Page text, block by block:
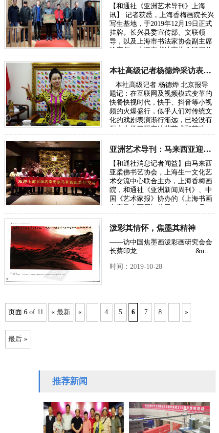
时间：
【和通社《亚洲艺术导刊》上海
讯】 记者获悉，上海香梅画院长兴
写生基地，于2019年12月19日正式
挂牌。长兴县委宣传部、文联领
导，以及上海市书法家协会副主席
徐庆华、上海市书法家协会顾问兼
昌硕艺…
时间：2019-12-26
本社高级记者杨德烨采访表演艺术大家张香兰
本社高级记者 杨德烨 北京报导
题记：在互联网及视频模式变革的
快餐快视时代，快手、抖音等小视
频的火爆盛行，似乎人们对传统文
化的戏剧表演渐行渐远，已经没有
耐心去学习研究这些艺术和苦功
时间：2019-11-03 亚洲艺术导刊：马来西亚迎来上海名家艺术展
【和通社消息记者闻益】由马来西
亚柔佛书艺协会，上海生一文化艺
术交流中心联合主办，上海香梅画
院，和通社《亚洲新闻周刊》、中
国《艺术家报》协办的《上海书画
名家马来西展》将于2019年11月1
重举…
时间：2019-10-31
泼彩其情怀，焦墨其精神
——访中国焦墨画泼彩画研究会会
长蔡印龙 &n…
时间：2019-10-28
页面 6 of 11 « 最新 « ... 4 5 6 7 8 ... »
最后 »
推荐新闻